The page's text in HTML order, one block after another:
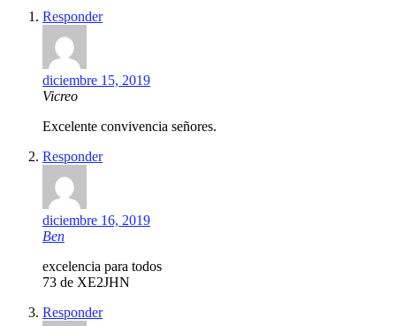
Responder
diciembre 15, 2019
Vicreo
Excelente convivencia señores.
Responder
diciembre 16, 2019
Ben
excelencia para todos
73 de XE2JHN
Responder